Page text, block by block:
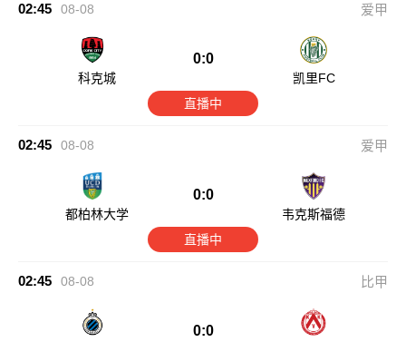
02:45 08-08 爱甲
科克城
0:0
凯里FC
直播中
02:45 08-08 爱甲
都柏林大学
0:0
韦克斯福德
直播中
02:45 08-08 比甲
0:0